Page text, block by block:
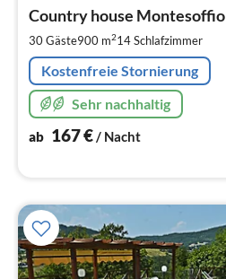
Country house Montesoffio
30 Gäste900 m214Schlafzimmer
Kostenfreie Stornierung
Sehr nachhaltig
ab 167€/ Nacht